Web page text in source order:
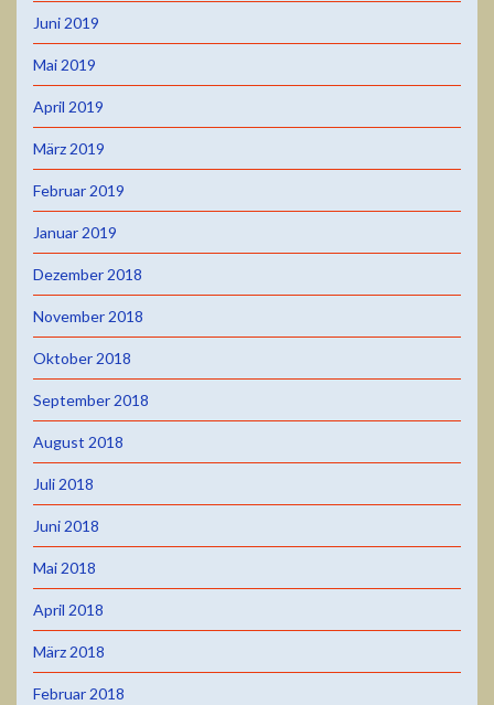
Juni 2019
Mai 2019
April 2019
März 2019
Februar 2019
Januar 2019
Dezember 2018
November 2018
Oktober 2018
September 2018
August 2018
Juli 2018
Juni 2018
Mai 2018
April 2018
März 2018
Februar 2018